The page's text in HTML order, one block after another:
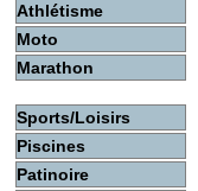
Athlétisme
Moto
Marathon
Sports/Loisirs
Piscines
Patinoire